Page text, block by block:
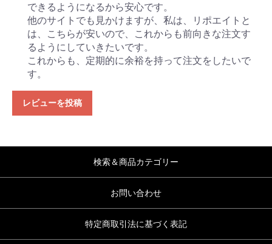
できるようになるから安心です。
他のサイトでも見かけますが、私は、リポエイトと
は、こちらが安いので、これからも前向きな注文す
るようにしていきたいです。
これからも、定期的に余裕を持って注文をしたいで
す。
レビューを投稿
検索＆商品カテゴリー
お問い合わせ
特定商取引法に基づく表記